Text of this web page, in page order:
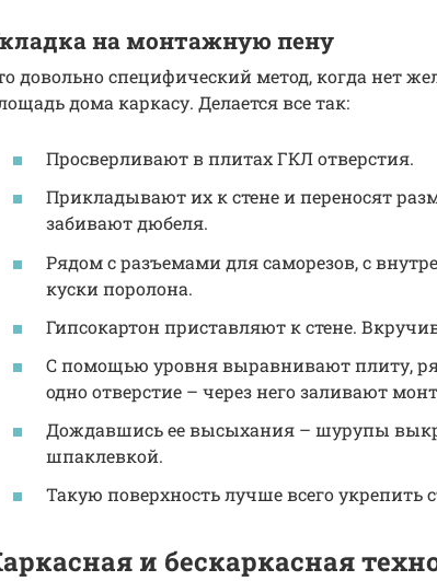
на монтажную пену
довольно специфический метод, когда нет
дома каркасу. Делается все так:
Просверливают в плитах ГКЛ отверстия.
Прикладывают их к стене и переносят
забивают дюбеля.
Рядом с разъемами для саморезов, с
куски поролона.
Гипсокартон приставляют к стене.
С помощью уровня выравнивают плиту,
одно отверстие – через него заливают
Дождавшись ее высыхания – шурупы
шпаклевкой.
Такую поверхность лучше всего укрепить
и бескаркасная